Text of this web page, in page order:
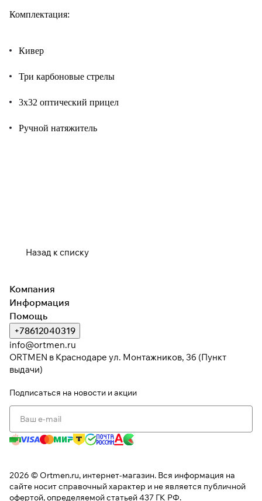
Комплектация:
Кивер
Три карбоновые стрелы
3х32 оптический прицел
Ручной натяжитель
Назад к списку
Компания
Информация
Помощь
+78612040319
info@ortmen.ru
ORTMEN в Краснодаре ул. Монтажников, 3б (Пункт
выдачи)
Подписаться на новости и акции
2026 © Ortmen.ru, интернет-магазин. Вся информация на
сайте носит справочный характер и не является публичной
офертой, определяемой статьей 437 ГК РФ.